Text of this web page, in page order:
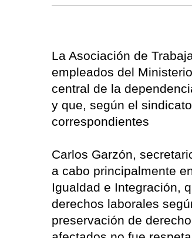
La Asociación de
empleados del
central de la
y que, según el
correspondientes
Carlos Garzón,
a cabo principalmente
Igualdad e Integración,
derechos laborales
preservación de